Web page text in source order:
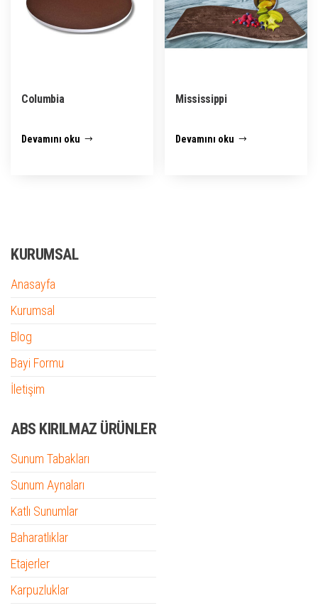
Columbia
Devamını oku
Mississippi
Devamını oku
KURUMSAL
Anasayfa
Kurumsal
Blog
Bayi Formu
İletişim
ABS KIRILMAZ ÜRÜNLER
Sunum Tabakları
Sunum Aynaları
Katlı Sunumlar
Baharatlıklar
Etajerler
Karpuzluklar